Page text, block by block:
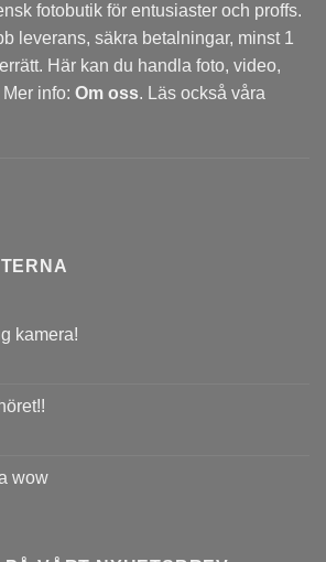
fotobutik för entusiaster och proffs.
leverans, säkra betalningar, minst 1
Här kan du handla foto, video,
info: Om oss. Läs också våra
kamera!
wow